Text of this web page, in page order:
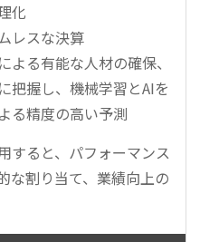
化
レスな決算
よる有能な人材の確保、
把握し、機械学習とAIを
る精度の高い予測
すると、パフォーマンス
な割り当て、業績向上の